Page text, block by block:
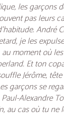
les garçons
pas leurs
André
je les
moment où
Et ton
Jérôme, tête
garçons se
Alexandre
au cas où tu